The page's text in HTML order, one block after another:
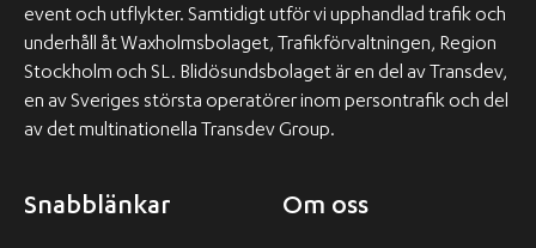
event och utflykter. Samtidigt utför vi upphandlad trafik och
underhåll åt Waxholmsbolaget, Trafikförvaltningen, Region
Stockholm och SL. Blidösundsbolaget är en del av Transdev,
en av Sveriges största operatörer inom persontrafik och del
av det multinationella Transdev Group.
Snabblänkar Om oss